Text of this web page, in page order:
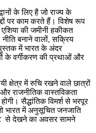
के लिए है जो राज्य के
पर काम करते हैं। विशेष रूप
की जमीनी हकीकत
बनाने वालों, सक्रिय
में भारत के अंदर
के वर्गीकरण की प्रथाओं और
क्षेत्र में रुचि रखने वाले छात्रों
राजनीतिक वास्तविकता
सैद्धांतिक विमर्श से भरपूर
भारत में अनुसूचित जनजाति
से देखने का अवसर सामने